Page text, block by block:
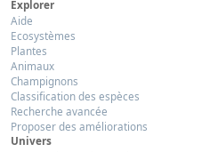
Explorer
Aide
Ecosystèmes
Plantes
Animaux
Champignons
Classification des espèces
Recherche avancée
Proposer des améliorations
Univers